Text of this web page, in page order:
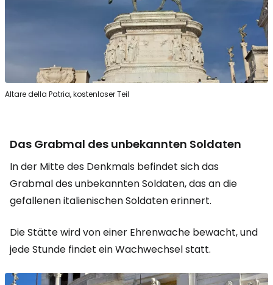
Altare della Patria, kostenloser Teil
Das Grabmal des unbekannten Soldaten
In der Mitte des Denkmals befindet sich das
Grabmal des unbekannten Soldaten, das an die
gefallenen italienischen Soldaten erinnert.
Die Stätte wird von einer Ehrenwache bewacht, und
jede Stunde findet ein Wachwechsel statt.